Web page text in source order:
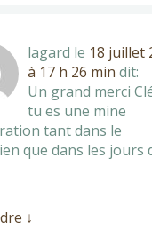
lagard le 18 juillet
à 17 h 26 min dit:
Un grand merci
tu es une mine
tant dans le
que dans les jours
↓